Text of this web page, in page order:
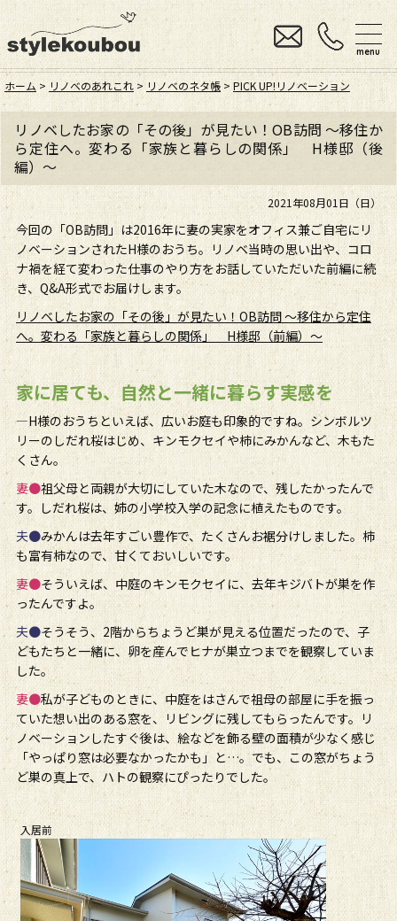
menu
ホーム > リノベのあれこれ > リノベのネタ帳 > PICK UP!リノベーション
リノベしたお家の「その後」が見たい！OB訪問 ～移住か
ら定住へ。変わる「家族と暮らしの関係」 H様邸（後
編）～
2021年08月01日（日）
今回の「OB訪問」は2016年に妻の実家をオフィス兼ご自宅にリ
ノベーションされたH様のおうち。リノベ当時の思い出や、コロ
ナ禍を経て変わった仕事のやり方をお話していただいた前編に続
き、Q&A形式でお届けします。
リノベしたお家の「その後」が見たい！OB訪問 ～移住から定住
へ。変わる「家族と暮らしの関係」 H様邸（前編）〜
家に居ても、自然と一緒に暮らす実感を
―H様のおうちといえば、広いお庭も印象的ですね。シンボルツ
リーのしだれ桜はじめ、キンモクセイや柿にみかんなど、木もた
くさん。
妻●祖父母と両親が大切にしていた木なので、残したかったんで
す。しだれ桜は、姉の小学校入学の記念に植えたものです。
夫●みかんは去年すごい豊作で、たくさんお裾分けしました。柿
も富有柿なので、甘くておいしいです。
妻●そういえば、中庭のキンモクセイに、去年キジバトが巣を作
ったんですよ。
夫●そうそう、2階からちょうど巣が見える位置だったので、子
どもたちと一緒に、卵を産んでヒナが巣立つまでを観察していま
した。
妻●私が子どものときに、中庭をはさんで祖母の部屋に手を振っ
ていた想い出のある窓を、リビングに残してもらったんです。リ
ノベーションしたすぐ後は、絵などを飾る壁の面積が少なく感じ
「やっぱり窓は必要なかったかも」と…。でも、この窓がちょう
ど巣の真上で、ハトの観察にぴったりでした。
入居前